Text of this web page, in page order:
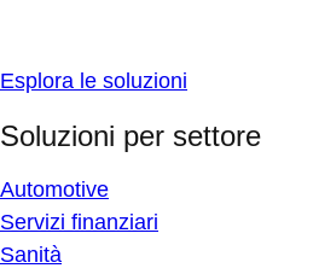
Esplora le soluzioni
Soluzioni per settore
Automotive
Servizi finanziari
Sanità